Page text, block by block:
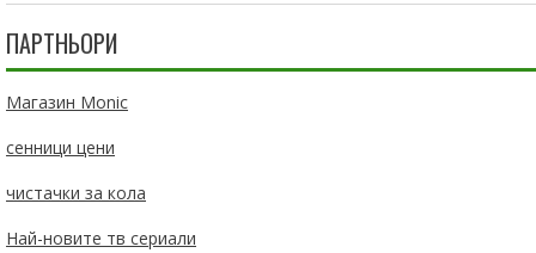
ПАРТНЬОРИ
Магазин Monic
сенници цени
чистачки за кола
Най-новите тв сериали